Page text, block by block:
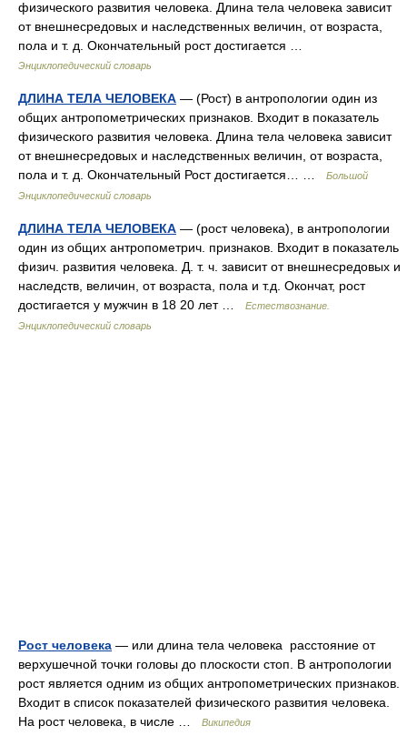
физического развития человека. Длина тела человека зависит
от внешнесредовых и наследственных величин, от возраста,
пола и т. д. Окончательный рост достигается …
Энциклопедический словарь
ДЛИНА ТЕЛА ЧЕЛОВЕКА — (Рост) в антропологии один из
общих антропометрических признаков. Входит в показатель
физического развития человека. Длина тела человека зависит
от внешнесредовых и наследственных величин, от возраста,
пола и т. д. Окончательный Рост достигается… …
Большой
Энциклопедический словарь
ДЛИНА ТЕЛА ЧЕЛОВЕКА — (рост человека), в антропологии
один из общих антропометрич. признаков. Входит в показатель
физич. развития человека. Д. т. ч. зависит от внешнесредовых и
наследств, величин, от возраста, пола и т.д. Окончат, рост
достигается у мужчин в 18 20 лет …
Естествознание.
Энциклопедический словарь
Рост человека — или длина тела человека расстояние от
верхушечной точки головы до плоскости стоп. В антропологии
рост является одним из общих антропометрических признаков.
Входит в список показателей физического развития человека.
На рост человека, в числе …
Википедия